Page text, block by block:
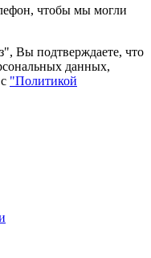
чтобы мы могли
Вы подтверждаете, что
данных,
"Политикой